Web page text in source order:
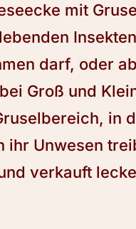
mit
darf, oder
Groß und
in
ihr Unwesen
verkauft